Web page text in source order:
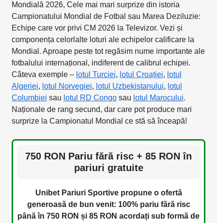
Mondială 2026, Cele mai mari surprize din istoria
Campionatului Mondial de Fotbal sau Marea Deziluzie:
Echipe care vor privi CM 2026 la Televizor. Vezi și
componența celorlalte loturi ale echipelor calificare la
Mondial. Aproape peste tot regăsim nume importante ale
fotbalului internațional, indiferent de calibrul echipei.
Câteva exemple – lotul Turciei, lotul Croației, lotul
Algeriei, lotul Norvegiei, lotul Uzbekistanului, lotul
Columbiei sau lotul RD Congo sau lotul Marocului.
Naționale de rang secund, dar care pot produce mari
surprize la Campionatul Mondial ce stă să înceapă!
750 RON Pariu fără risc + 85 RON în
pariuri gratuite
Unibet Pariuri Sportive propune o ofertă
generoasă de bun venit: 100% pariu fără risc
până în 750 RON și 85 RON acordați sub formă de